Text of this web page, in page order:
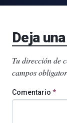
Deja
Tu dirección de
campos
Comentario *